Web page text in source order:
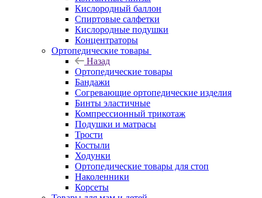
Кислородный баллон
Спиртовые салфетки
Кислородные подушки
Концентраторы
Ортопедические товары
Назад
Ортопедические товары
Бандажи
Согревающие ортопедические изделия
Бинты эластичные
Компрессионный трикотаж
Подушки и матрасы
Трости
Костыли
Ходунки
Ортопедические товары для стоп
Наколенники
Корсеты